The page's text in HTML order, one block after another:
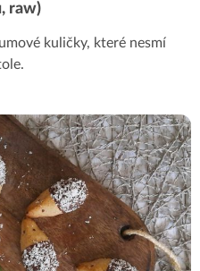
raw)
kuličky, které nesmí